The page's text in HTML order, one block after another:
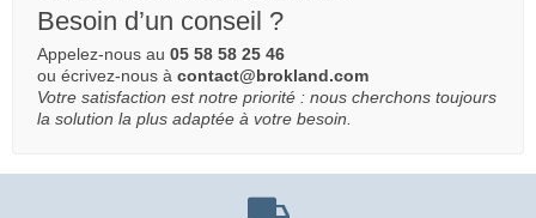
Besoin d’un conseil ?
Appelez-nous au 05 58 58 25 46
ou écrivez-nous à contact@brokland.com
Votre satisfaction est notre priorité : nous cherchons toujours
la solution la plus adaptée à votre besoin.